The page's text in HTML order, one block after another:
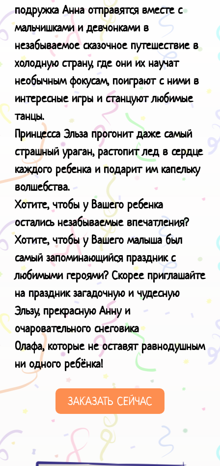
подружка Анна отправятся вместе с
мальчишками и девчонками в
незабываемое сказочное путешествие в
холодную страну, где они их научат
необычным фокусам, поиграют с ними в
интересные игры и станцуют любимые
танцы.
Принцесса Эльза прогонит даже самый
страшный ураган, растопит лед в сердце
каждого ребенка и подарит им капельку
волшебства.
Хотите, чтобы у Вашего ребенка
остались незабываемые впечатления?
Хотите, чтобы у Вашего малыша был
самый запоминающийся праздник с
любимыми героями? Скорее приглашайте
на праздник загадочную и чудесную
Эльзу, прекрасную Анну и
очаровательного снеговика
Олафа, которые не оставят равнодушным
ни одного ребёнка!
ЗАКАЗАТЬ СЕЙЧАС